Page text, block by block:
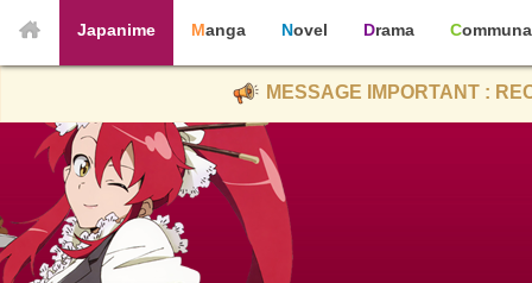
Japanime Manga Novel Drama
MESSAGE IMPORTANT :